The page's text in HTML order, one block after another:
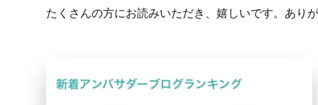
たくさんの方にお読みいただき、嬉しいです。ありが